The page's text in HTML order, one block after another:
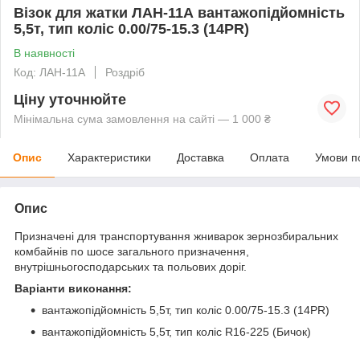
Візок для жатки ЛАН-11А вантажопідйомність
5,5т, тип коліс 0.00/75-15.3 (14PR)
В наявності
Код: ЛАН-11А
Роздріб
Ціну уточнюйте
Мінімальна сума замовлення на сайті — 1 000 ₴
Опис Характеристики Доставка Оплата Умови
Опис
Призначені для транспортування жниварок зернозбиральних
комбайнів по шосе загального призначення,
внутрішньогосподарських та польових доріг.
Варіанти виконання:
вантажопідйомність 5,5т, тип коліс 0.00/75-15.3 (14PR)
вантажопідйомність 5,5т, тип коліс R16-225 (Бичок)